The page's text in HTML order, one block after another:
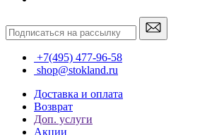
+7(495) 477-96-58
shop@stokland.ru
Доставка и оплата
Возврат
Доп. услуги
Акции